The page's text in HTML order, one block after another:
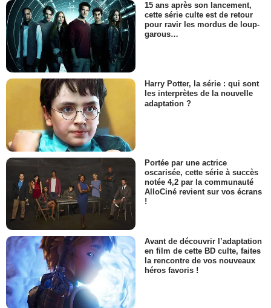
15 ans après son lancement,
cette série culte est de retour
pour ravir les mordus de loup-
garous…
Harry Potter, la série : qui sont
les interprètes de la nouvelle
adaptation ?
Portée par une actrice
oscarisée, cette série à succès
notée 4,2 par la communauté
AlloCiné revient sur vos écrans
!
Avant de découvrir l’adaptation
en film de cette BD culte, faites
la rencontre de vos nouveaux
héros favoris !